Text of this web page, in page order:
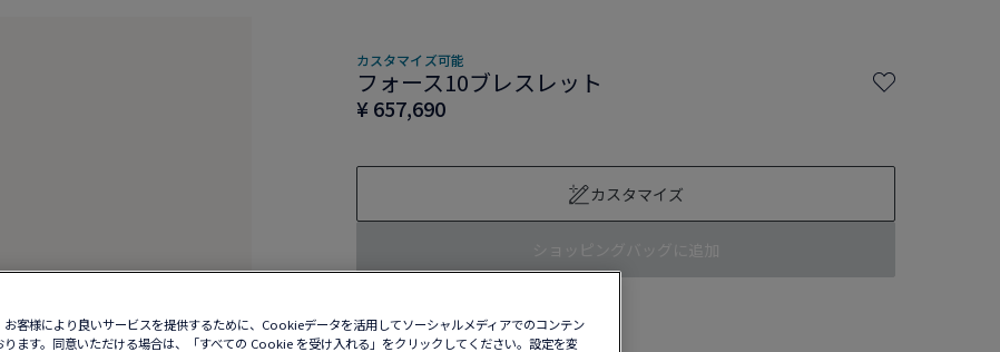
カスタマイズ可能
フォース10ブレスレット
¥ 657,690
カスタマイズ
ショッピングバッグに追加
ブティックの在庫を確認する​
お客様により良いサービスを提供するために、Cookieデータを活用してソーシャルメディアでのコンテン
ります。同意いただける場合は、「すべての Cookie を受け入れる」をクリックしてください。設定を変